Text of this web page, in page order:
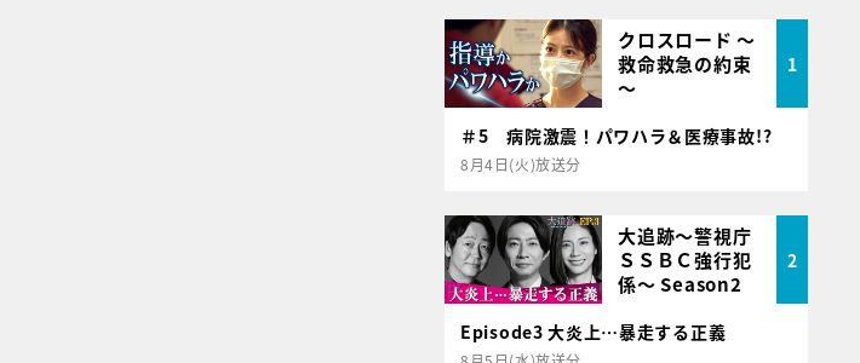
クロスロード ～
救命救急の約束
～
1
＃5 病院激震！パワハラ＆医療事故!?
8月4日(火)放送分
大追跡～警視庁
ＳＳＢＣ強行犯
係～ Season2
2
Episode3 大炎上…暴走する正義